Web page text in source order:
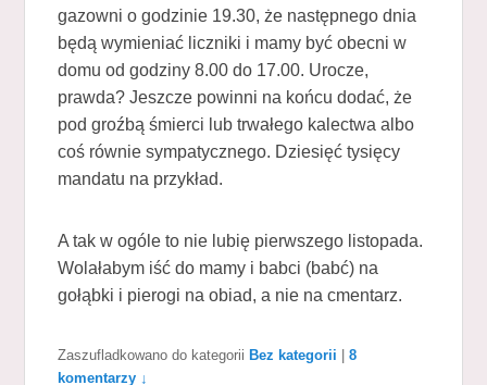
gazowni o godzinie 19.30, że następnego dnia
będą wymieniać liczniki i mamy być obecni w
domu od godziny 8.00 do 17.00. Urocze,
prawda? Jeszcze powinni na końcu dodać, że
pod groźbą śmierci lub trwałego kalectwa albo
coś równie sympatycznego. Dziesięć tysięcy
mandatu na przykład.
A tak w ogóle to nie lubię pierwszego listopada.
Wolałabym iść do mamy i babci (babć) na
gołąbki i pierogi na obiad, a nie na cmentarz.
Zaszufladkowano do kategorii Bez kategorii |8
komentarzy ↓